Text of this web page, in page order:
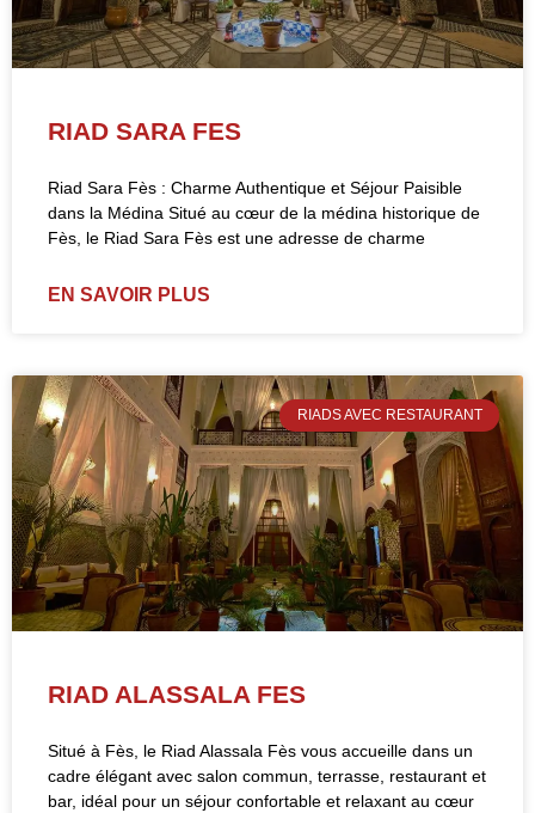
RIAD SARA FES
Riad Sara Fès : Charme Authentique et Séjour Paisible
dans la Médina Situé au cœur de la médina historique de
Fès, le Riad Sara Fès est une adresse de charme
EN SAVOIR PLUS
RIADS AVEC RESTAURANT
RIAD ALASSALA FES
Situé à Fès, le Riad Alassala Fès vous accueille dans un
cadre élégant avec salon commun, terrasse, restaurant et
bar, idéal pour un séjour confortable et relaxant au cœur